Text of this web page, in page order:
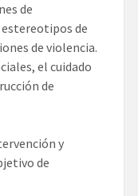
de
de
de violencia.
el cuidado
de
y
de